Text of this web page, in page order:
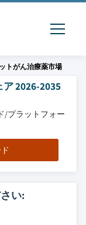
トがん治療薬市場
2026-2035
/プラットフォー
い: